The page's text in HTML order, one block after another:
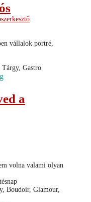
vállalok portré,
Gastro
a
volna valami olyan
Boudoir, Glamour,